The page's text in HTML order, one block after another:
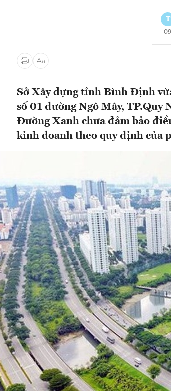
T
Sở Xây dựng tỉnh Bình Định
số 01 đường Ngô Mây,
Đường Xanh chưa đảm bảo
kinh doanh theo quy định của